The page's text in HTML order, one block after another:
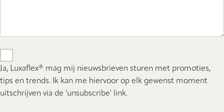
Ja, Luxaflex® mag mij nieuwsbrieven sturen met promoties,
tips en trends. Ik kan me hiervoor op elk gewenst moment
uitschrijven via de 'unsubscribe' link.